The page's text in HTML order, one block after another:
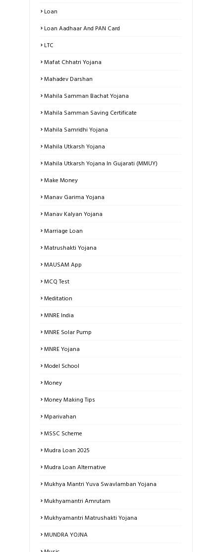
Loan
Loan Aadhaar And PAN Card
LTC
Mafat Chhatri Yojana
Mahadev Darshan
Mahila Samman Bachat Yojana
Mahila Samman Saving Certificate
Mahila Samridhi Yojana
Mahila Utkarsh Yojana
Mahila Utkarsh Yojana In Gujarati (MMUY)
Make Money
Manav Garima Yojana
Manav Kalyan Yojana
Marriage Loan
Matrushakti Yojana
MAUSAM App
MCQ Test
Meditation
MNRE India
MNRE Solar Pump
MNRE Yojana
Model School
Money
Money Making Tips
Mparivahan
MSSC Scheme
Mudra Loan 2025
Mudra Loan Alternative
Mukhya Mantri Yuva Swavlamban Yojana
Mukhyamantri Amrutam
Mukhyamantri Matrushakti Yojana
MUNDRA YOJNA